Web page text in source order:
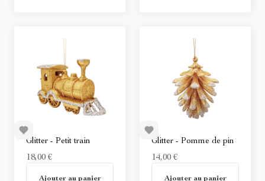
Glitter - Petit train
18,00 €
Ajouter au panier
Glitter - Pomme de pin
14,00 €
Ajouter au panier